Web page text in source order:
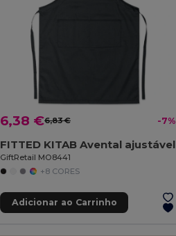
6,38 €6,83 € -7%
FITTED KITAB Avental ajustável
GiftRetail MO8441
+8 CORES
Adicionar ao Carrinho